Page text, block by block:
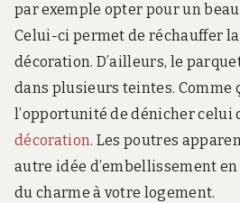
par exemple opter pour un
Celui-ci permet de réchauffer
décoration. D’ailleurs, le
dans plusieurs teintes. Comme
l’opportunité de dénicher celui
décoration. Les poutres
autre idée d’embellissement
du charme à votre logement.